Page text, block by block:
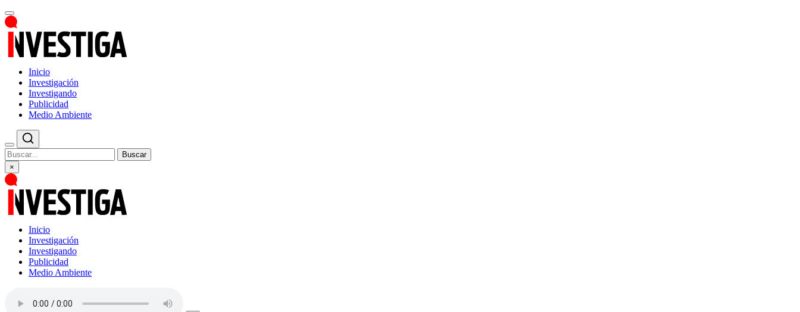
Inicio
Investigación
Investigando
Publicidad
Medio Ambiente
Buscar
×
Inicio
Investigación
Investigando
Publicidad
Medio Ambiente